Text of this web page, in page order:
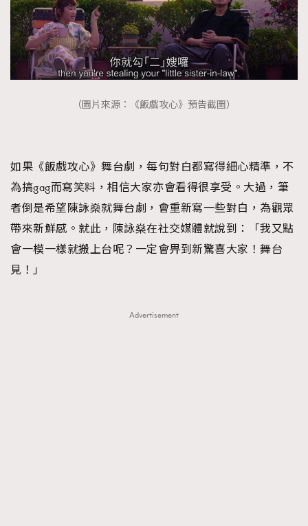
（圖片來源：《飯戲攻心》預告截圖）
如果《飯戲攻心》舞台劇，每句對白都寫得細心精準，不
為搞gag而寫笑料，相信大家亦會看得很享受。大過，筆
者倒是希望陳詠燊就舞台劇，會重新寫一些對白，為觀眾
帶來新鮮感。就此，陳詠燊在社交媒體就說到：「我又點
會一模一樣就搬上台呢？一定會畀到新驚喜大家！舞台
見！」
Advertisement